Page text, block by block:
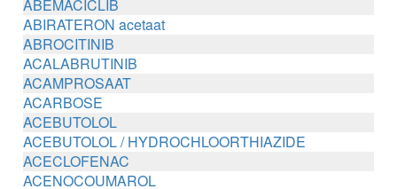
ABEMACICLIB
ABIRATERON acetaat
ABROCITINIB
ACALABRUTINIB
ACAMPROSAAT
ACARBOSE
ACEBUTOLOL
ACEBUTOLOL / HYDROCHLOORTHIAZIDE
ACECLOFENAC
ACENOCOUMAROL